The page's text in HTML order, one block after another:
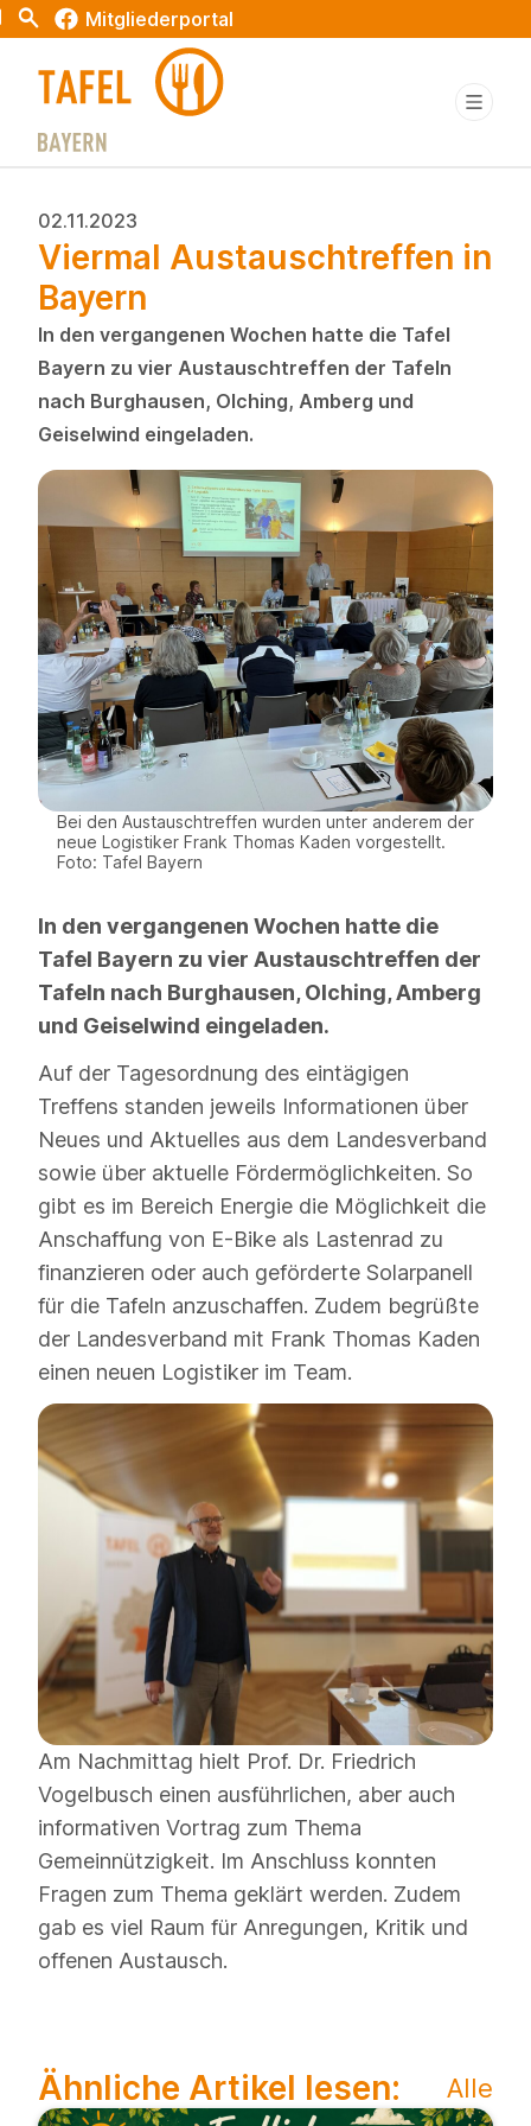
Search Mitgliederportal
02.11.2023
Viermal Austauschtreffen in
Bayern
In den vergangenen Wochen hatte die Tafel
Bayern zu vier Austauschtreffen der Tafeln
nach Burghausen, Olching, Amberg und
Geiselwind eingeladen.
Bei den Austauschtreffen wurden unter anderem der
neue Logistiker Frank Thomas Kaden vorgestellt.
Foto: Tafel Bayern
In den vergangenen Wochen hatte die
Tafel Bayern zu vier Austauschtreffen der
Tafeln nach Burghausen, Olching, Amberg
und Geiselwind eingeladen.
Auf der Tagesordnung des eintägigen
Treffens standen jeweils Informationen über
Neues und Aktuelles aus dem Landesverband
sowie über aktuelle Fördermöglichkeiten. So
gibt es im Bereich Energie die Möglichkeit die
Anschaffung von E-Bike als Lastenrad zu
finanzieren oder auch geförderte Solarpanell
für die Tafeln anzuschaffen. Zudem begrüßte
der Landesverband mit Frank Thomas Kaden
einen neuen Logistiker im Team.
Am Nachmittag hielt Prof. Dr. Friedrich
Vogelbusch einen ausführlichen, aber auch
informativen Vortrag zum Thema
Gemeinnützigkeit. Im Anschluss konnten
Fragen zum Thema geklärt werden. Zudem
gab es viel Raum für Anregungen, Kritik und
offenen Austausch.
Ähnliche Artikel lesen: Alle